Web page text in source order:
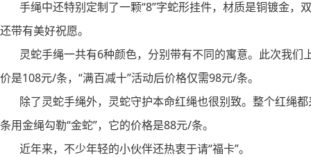
手绳中还特别定制了一颗“8”字蛇形挂件，材质是铜镀金，
还带有美好祝愿。
灵蛇手绳一共有6种颜色，分别带有不同的寓意。此次我们
价是108元/条，“满百减十”活动后价格仅需98元/条。
除了灵蛇手绳外，灵蛇守护本命红绳也很别致。整个红绳
条用金绳勾勒“金蛇”，它的价格是88元/条。
近年来，不少年轻的小伙伴还热衷于请“福卡”。